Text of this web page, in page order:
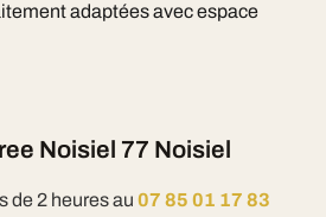
adaptées avec espace
Noisiel 77 Noisiel
de 2 heures au 07 85 01 17 83